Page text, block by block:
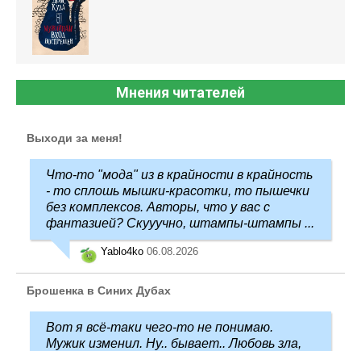
Мнения читателей
Выходи за меня!
Что-то "мода" из в крайности в крайность
- то сплошь мышки-красотки, то пышечки
без комплексов. Авторы, что у вас с
фантазией? Скууучно, штампы-штампы ...
Yablo4ko 06.08.2026
Брошенка в Синих Дубах
Вот я всё-таки чего-то не понимаю.
Мужик изменил. Ну.. бывает.. Любовь зла,